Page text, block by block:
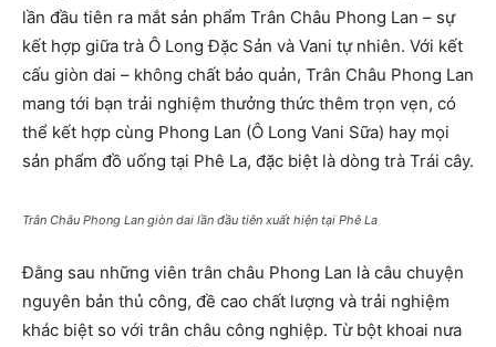
lần đầu tiên ra mắt sản phẩm Trân Châu Phong Lan – sự
kết hợp giữa trà Ô Long Đặc Sản và Vani tự nhiên. Với kết
cấu giòn dai – không chất bảo quản, Trân Châu Phong Lan
mang tới bạn trải nghiệm thưởng thức thêm trọn vẹn, có
thể kết hợp cùng Phong Lan (Ô Long Vani Sữa) hay mọi
sản phẩm đồ uống tại Phê La, đặc biệt là dòng trà Trái cây.
Trân Châu Phong Lan giòn dai lần đầu tiên xuất hiện tại Phê La
Đằng sau những viên trân châu Phong Lan là câu chuyện
nguyên bản thủ công, đề cao chất lượng và trải nghiệm
khác biệt so với trân châu công nghiệp. Từ bột khoai nưa